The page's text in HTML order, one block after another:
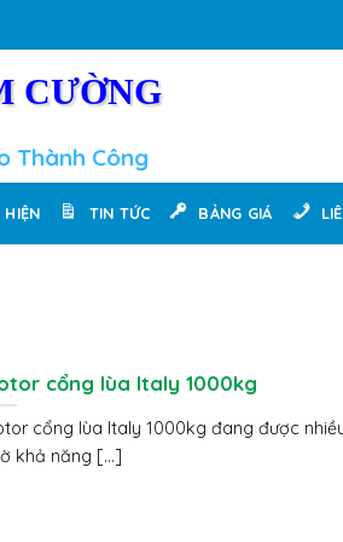
CƯỜNG
Thành Công
TIN TỨC BẢNG GIÁ
cổng lùa Italy 1000kg
cổng lùa Italy 1000kg đang được
khả năng [...]